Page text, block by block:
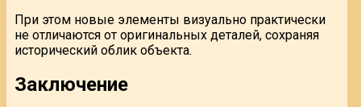
При этом новые элементы визуально практически
не отличаются от оригинальных деталей, сохраняя
исторический облик объекта.
Заключение